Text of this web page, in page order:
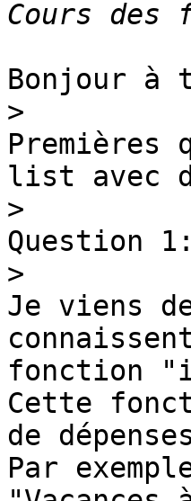
Bonjour à
>
Premières
list avec
>
Question 1:
>
Je viens
fonction
Cette
de
Par